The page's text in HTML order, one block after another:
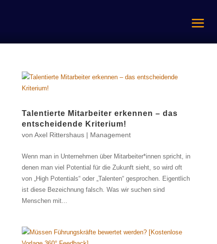
Talentierte Mitarbeiter erkennen – das
entscheidende Kriterium!
von Axel Rittershaus| Management
Wenn man in Unternehmen über Mitarbeiter*innen spricht, in
denen man viel Potential für die Zukunft sieht, so wird oft
von „High Potentials“ oder „Talenten“ gesprochen. Eigentlich
ist diese Bezeichnung falsch. Was wir suchen sind
Menschen mit...